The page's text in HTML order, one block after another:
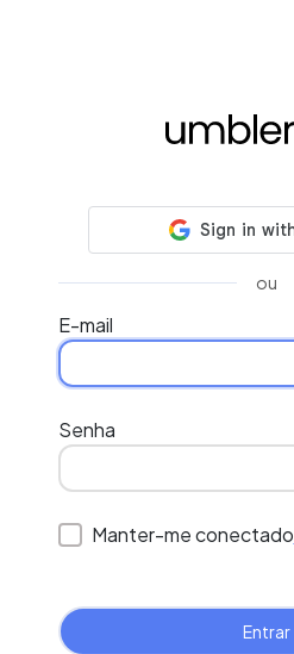
ou
E-mail
Senha
Manter-me conectado